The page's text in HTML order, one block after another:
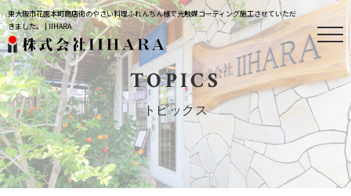
東大阪市花園本町商店街のやさい料理ふれんちん様で光触媒コーティング施工させていただ
きました。 | IIHARA
TOPICS
トピックス